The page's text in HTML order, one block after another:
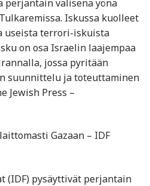
välisenä yönä
Iskussa kuolleet
useista terrori-iskuista
on osa Israelin laajempaa
jossa pyritään
suunnittelu ja toteuttaminen​
Jewish Press –
Gazaan – IDF
(IDF) pysäyttivät perjantain